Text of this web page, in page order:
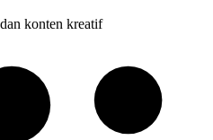
konten kreatif